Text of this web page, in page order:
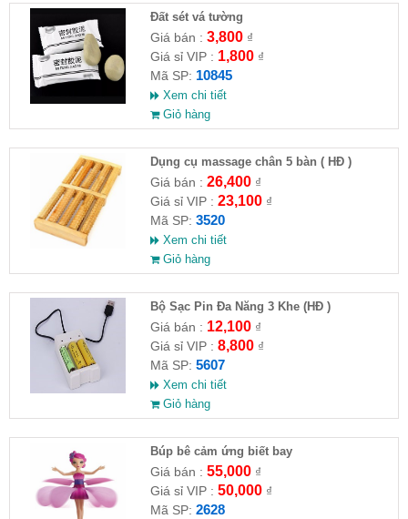
Đất sét vá tường
Giá bán : 3,800₫
Giá sỉ VIP : 1,800₫
Mã SP: 10845
Xem chi tiết
Giỏ hàng
Dụng cụ massage chân 5 bàn ( HĐ )
Giá bán : 26,400₫
Giá sỉ VIP : 23,100₫
Mã SP: 3520
Xem chi tiết
Giỏ hàng
Bộ Sạc Pin Đa Năng 3 Khe (HĐ )
Giá bán : 12,100₫
Giá sỉ VIP : 8,800₫
Mã SP: 5607
Xem chi tiết
Giỏ hàng
​Búp bê cảm ứng biết bay
Giá bán : 55,000₫
Giá sỉ VIP : 50,000₫
Mã SP: 2628